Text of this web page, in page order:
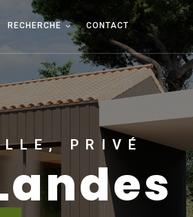
RECHERCHE CONTACT
PRIVÉ